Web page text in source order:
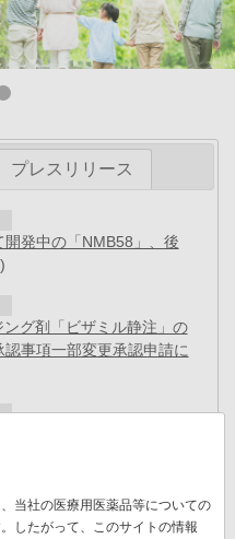
プレスリリース
発中の「NMB58」、後
グ剤「ビザミル静注」の
事項一部変更承認申請に
創立50周年を迎えまし
当社の医療用医薬品等についての
したがって、このサイトの情報